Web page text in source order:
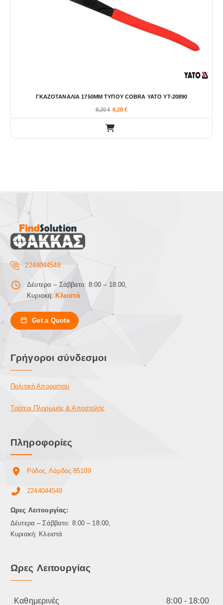
ΓΚΑΖΟΤΑΝΑΛΙΑ 1750ΜΜ ΤΥΠΟΥ COBRA YATO YT-20890
9,20€ 8,28€
2244044548
Δέυτερα – Σάββατο: 8:00 – 18:00,
Κυριακή: Κλειστά
Get a Quote
Γρήγοροι σύνδεσμοι
Πολιτική Απορρήτου
Τρόποι Πληρωμής & Αποστολής
Πληροφορίες
Ρόδος, Λάρδος 85109
2244044548
Ωρες Λειτουργίας:
Δέυτερα – Σάββατο: 8:00 – 18:00,
Κυριακή: Κλειστά
Ωρες Λειτουργίας
Καθημερινές 8:00 - 18:00